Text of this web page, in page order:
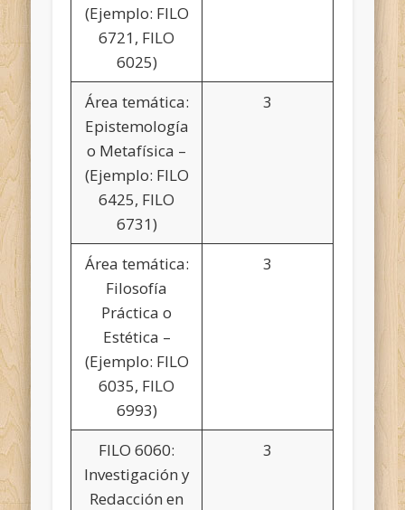
(Ejemplo: FILO
6721, FILO
6025)
Área temática:
Epistemología
o Metafísica –
(Ejemplo: FILO
6425, FILO
6731)
3
Área temática:
Filosofía
Práctica o
Estética –
(Ejemplo: FILO
6035, FILO
6993)
3
FILO 6060:
Investigación y
Redacción en
3